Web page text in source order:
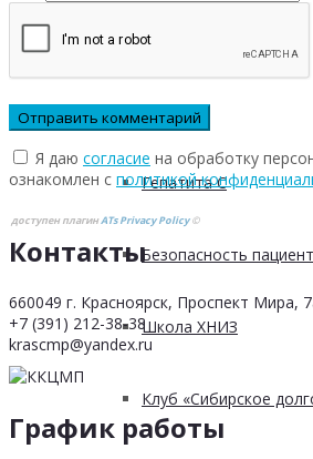
Рака
ХОБЛ
Гепатита С
Безопасность
Школа ХНИЗ
Клуб «Сибирское
Я даю согласие на обработку
ознакомлен с политикой
доступен плагинATs Privacy Policy©
Контакты
660049 г. Красноярск, Проспект Мира,
+7 (391) 212-38-38
krascmp@yandex.ru
График работы